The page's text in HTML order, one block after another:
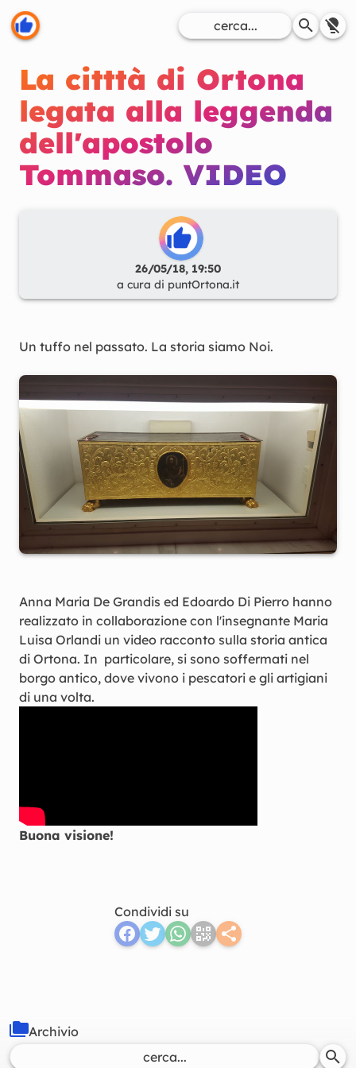
La citttà di Ortona
legata alla leggenda
dell'apostolo
Tommaso. VIDEO
26/05/18, 19:50
a cura di puntOrtona.it
Un tuffo nel passato. La storia siamo Noi.
Anna Maria De Grandis ed Edoardo Di Pierro hanno
realizzato in collaborazione con l'insegnante Maria
Luisa Orlandi un video racconto sulla storia antica
di Ortona. In particolare, si sono soffermati nel
borgo antico, dove vivono i pescatori e gli artigiani
di una volta.
Buona visione!
Condividi su
Archivio